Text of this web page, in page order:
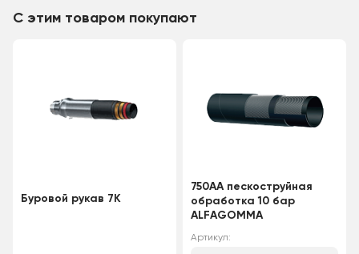
С этим товаром покупают
Буровой рукав 7K
750AA пескоструйная
обработка 10 бар
ALFAGOMMA
Артикул: